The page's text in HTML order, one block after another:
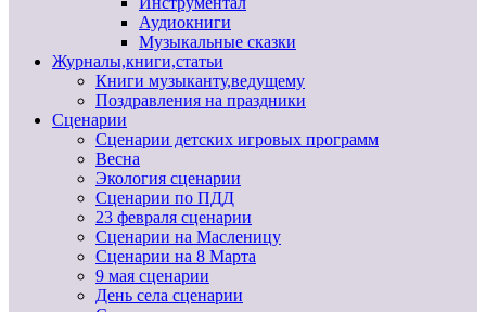
Аудиокниги
Музыкальные сказки
Журналы,книги,статьи
Книги музыканту,ведущему
Поздравления на праздники
Сценарии
Сценарии детских игровых программ
Весна
Экология сценарии
Сценарии по ПДД
23 февраля сценарии
Сценарии на Масленицу
Сценарии на 8 Марта
9 мая сценарии
День села сценарии